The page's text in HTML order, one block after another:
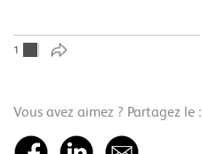
1
Vous avez aimez ? Partagez le :